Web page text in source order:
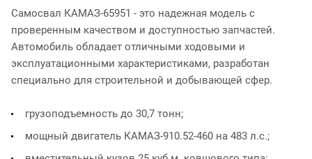
Самосвал КАМАЗ-65951 - это надежная модель с
проверенным качеством и доступностью запчастей.
Автомобиль обладает отличными ходовыми и
эксплуатационными характеристиками, разработан
специально для строительной и добывающей сфер.
грузоподъемность до 30,7 тонн;
мощный двигатель КАМАЗ-910.52-460 на 483 л.с.;